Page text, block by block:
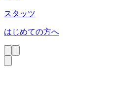
スタッツ
はじめての方へ